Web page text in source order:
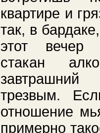
квартире и
так, в
этот вечер
стакан
трезвым.
отношение
примерно